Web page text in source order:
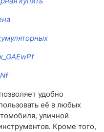
удобно
её в любых
уличной
Кроме того,